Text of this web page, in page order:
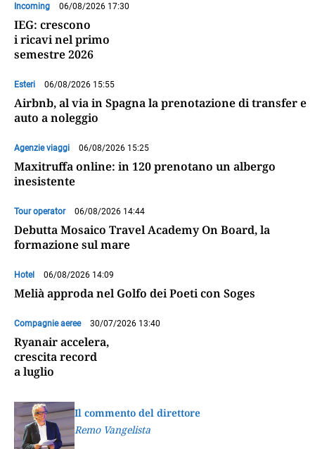
Incoming 06/08/2026 17:30
IEG: crescono
i ricavi nel primo
semestre 2026
Esteri 06/08/2026 15:55
Airbnb, al via in Spagna la prenotazione di transfer e
auto a noleggio
Agenzie viaggi 06/08/2026 15:25
Maxitruffa online: in 120 prenotano un albergo
inesistente
Tour operator 06/08/2026 14:44
Debutta Mosaico Travel Academy On Board, la
formazione sul mare
Hotel 06/08/2026 14:09
Melià approda nel Golfo dei Poeti con Soges
Compagnie aeree 30/07/2026 13:40
Ryanair accelera,
crescita record
a luglio
Il commento del direttore
Remo Vangelista